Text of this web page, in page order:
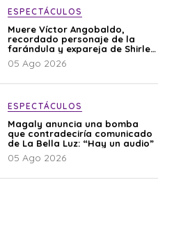
ESPECTÁCULOS
Muere Víctor Angobaldo,
recordado personaje de la
farándula y expareja de Shirley
Cherres
05 Ago 2026
ESPECTÁCULOS
Magaly anuncia una bomba
que contradeciría comunicado
de La Bella Luz: “Hay un audio”
05 Ago 2026